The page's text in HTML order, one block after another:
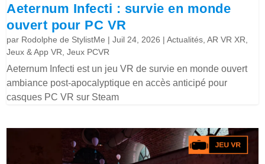
Aeternum Infecti : survie en monde
ouvert pour PC VR
par Rodolphe de StylistMe |Juil 24, 2026 |Actualités ,AR VR XR
Jeux & App VR ,Jeux PCVR
Aeternum Infecti est un jeu VR de survie en monde ouvert
ambiance post-apocalyptique en accès anticipé pour
casques PC VR sur Steam